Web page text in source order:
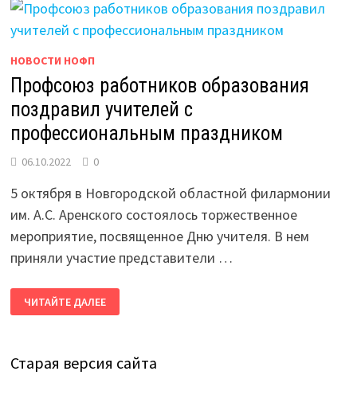
«ЛЕДИ
ПРОФИ
2022»
НОВОСТИ НОФП
Профсоюз работников образования
поздравил учителей с
профессиональным праздником
06.10.2022 0
5 октября в Новгородской областной филармонии
им. А.С. Аренского состоялось торжественное
мероприятие, посвященное Дню учителя. В нем
приняли участие представители …
ПРОФСОЮЗ
РАБОТНИКОВ
ОБРАЗОВАНИЯ
ПРОФЕССИОНАЛЬНЫМ
ПРАЗДНИКОМ
ЧИТАЙТЕ ДАЛЕЕ
Старая версия сайта